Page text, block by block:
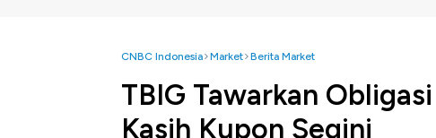
CNBC Indonesia Market Berita Market
TBIG Tawarkan
Kasih Kupon Segini